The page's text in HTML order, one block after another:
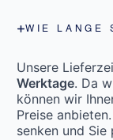
WIE LANGE
Unsere
Werktage. Da
können wir
Preise
senken und